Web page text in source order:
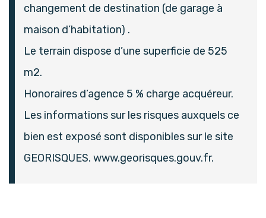
changement de destination (de garage à
maison d’habitation) .
Le terrain dispose d’une superficie de 525
m2.
Honoraires d’agence 5 % charge acquéreur.
Les informations sur les risques auxquels ce
bien est exposé sont disponibles sur le site
GEORISQUES. www.georisques.gouv.fr.